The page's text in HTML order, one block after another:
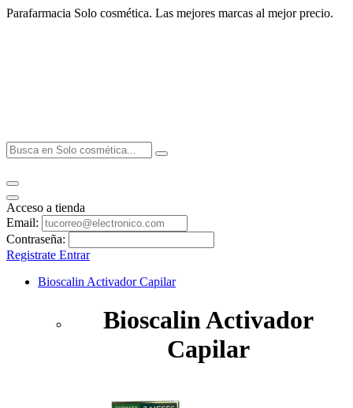
Parafarmacia Solo cosmética. Las mejores marcas al mejor precio.
Acceso a tienda
Email:
Contraseña:
Registrate Entrar
Bioscalin Activador Capilar
Bioscalin Activador
Capilar